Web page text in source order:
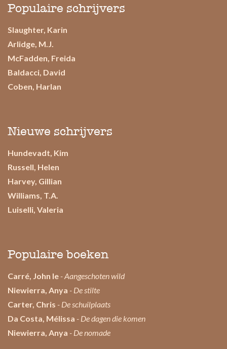
Populaire schrijvers
Slaughter, Karin
Arlidge, M.J.
McFadden, Freida
Baldacci, David
Coben, Harlan
Nieuwe schrijvers
Hundevadt, Kim
Russell, Helen
Harvey, Gillian
Williams, T.A.
Luiselli, Valeria
Populaire boeken
Carré, John le - Aangeschoten wild
Niewierra, Anya - De stilte
Carter, Chris - De schuilplaats
Da Costa, Mélissa - De dagen die komen
Niewierra, Anya - De nomade